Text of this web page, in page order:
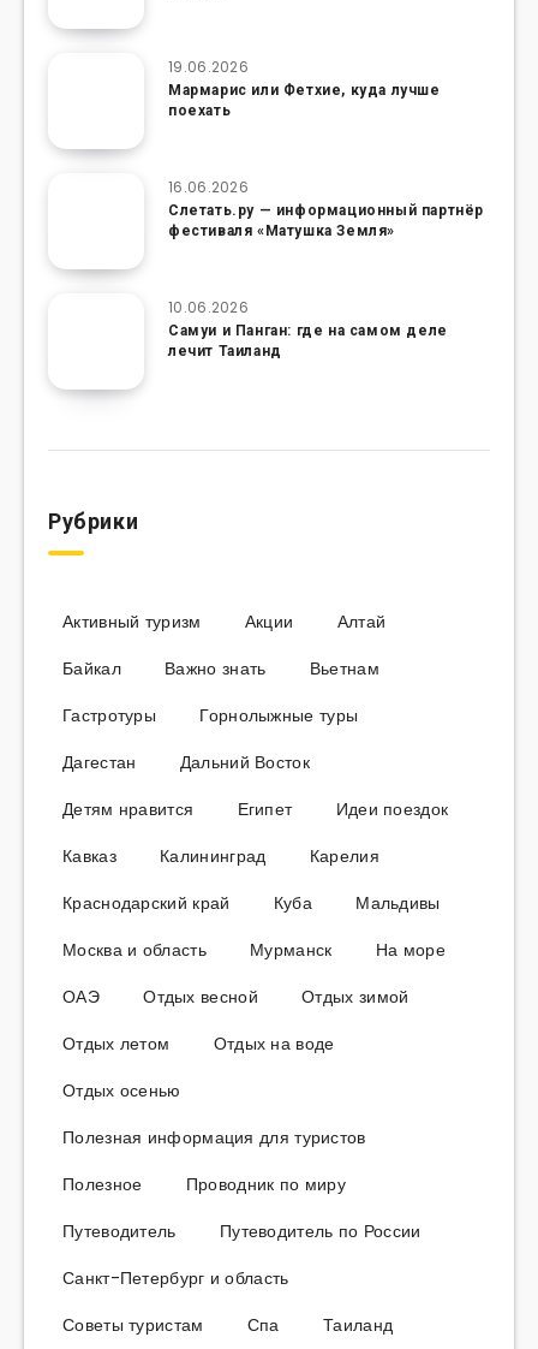
19.06.2026
Мармарис или Фетхие, куда лучше
поехать
16.06.2026
Слетать.ру — информационный партнёр
фестиваля «Матушка Земля»
10.06.2026
Самуи и Панган: где на самом деле
лечит Таиланд
Рубрики
Активный туризм Акции
Алтай
Байкал
Важно знать
Вьетнам
Гастротуры
Горнолыжные туры
Дагестан
Дальний Восток
Детям нравится
Египет
Идеи поездок
Кавказ
Калининград
Карелия
Краснодарский край
Куба
Мальдивы
Москва и область
Мурманск
На море
ОАЭ
Отдых весной
Отдых зимой
Отдых летом
Отдых на воде
Отдых осенью
Полезная информация для туристов
Полезное
Проводник по миру
Путеводитель
Путеводитель по России
Санкт-Петербург и область
Советы туристам
Спа Таиланд